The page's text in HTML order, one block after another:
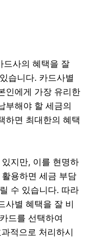
사의 혜택을 잘
습니다. 카드사별
인에게 가장 유리한
부해야 할 세금의
하면 최대한의 혜택
지만, 이를 현명하
용하면 세금 부담
수 있습니다. 따라
사별 혜택을 잘 비
드를 선택하여
적으로 처리하시